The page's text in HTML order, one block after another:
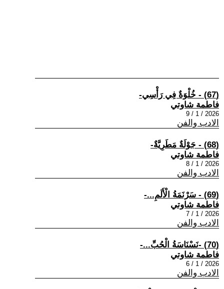
(67) - خُلْوَةٌ فِي رَأْسِي-
فاطمة شاوتي
2026 / 1 / 9
الادب والفن
(68) - جَوْلَةٌ مَطَرِيَّةٌ-
فاطمة شاوتي
2026 / 1 / 8
الادب والفن
(69) - سَرْنَمَةُ الْأَلَمِ...-
فاطمة شاوتي
2026 / 1 / 7
الادب والفن
(70) -نَسْنَاسَةُ الْحُبِّ...-
فاطمة شاوتي
2026 / 1 / 6
الادب والفن